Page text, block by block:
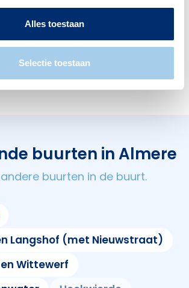
Alles toestaan
Selectie toestaan
1
3
buurten in Almere
buurten in de buurt.
Langshof (met Nieuwstraat)
Wittewerf